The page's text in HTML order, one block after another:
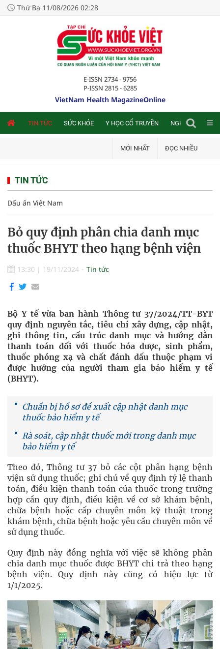
Thứ Ba 11/08/2026 02:28
E-ISSN 2734 - 9756
P-ISSN 2815 - 6285
VietNam Health MagazineOnline
TIN TỨC SỨC KHỎE Y HỌC CỔ TRUYỀN NGHIÊN CỨU
MỚI NHẤT ĐỌC NHIỀU
TIN TỨC
Dấu ấn Việt Nam
Bỏ quy định phân chia danh mục
thuốc BHYT theo hạng bệnh viện
13:30 | 19/11/2024 Tin tức
Bộ Y tế vừa ban hành Thông tư 37/2024/TT-BYT
quy định nguyên tắc, tiêu chí xây dựng, cập nhật,
ghi thông tin, cấu trúc danh mục và hướng dẫn
thanh toán đối với thuốc hóa dược, sinh phẩm,
thuốc phóng xạ và chất đánh dấu thuộc phạm vi
được hưởng của người tham gia bảo hiểm y tế
(BHYT).
Chuẩn bị hồ sơ đề xuất cập nhật danh mục
thuốc bảo hiểm y tế
Rà soát, cập nhật thuốc mới trong danh mục
bảo hiểm y tế
Theo đó, Thông tư 37 bỏ các cột phân hạng bệnh
viện sử dụng thuốc; ghi chú về quy định tỷ lệ thanh
toán, điều kiện thanh toán của thuốc trong trường
hợp cần quy định, điều kiện về cơ sở khám bệnh,
chữa bệnh hoặc cấp chuyên môn kỹ thuật trong
khám bệnh, chữa bệnh hoặc yêu cầu chuyên môn về
sử dụng thuốc.
Quy định này đồng nghĩa với việc sẽ không phân
chia danh mục thuốc được BHYT chi trả theo hạng
bệnh viện. Quy định này cũng có hiệu lực từ
1/1/2025.